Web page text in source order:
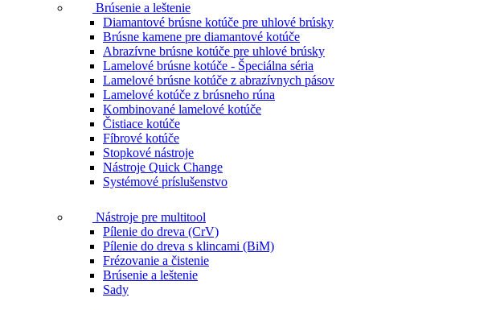
Brúsenie a leštenie
Diamantové brúsne kotúče pre uhlové brúsky
Brúsne kamene pre diamantové kotúče
Abrazívne brúsne kotúče pre uhlové brúsky
Lamelové brúsne kotúče - Špeciálna séria
Lamelové brúsne kotúče z abrazívnych pásov
Lamelové kotúče z brúsneho rúna
Kombinované lamelové kotúče
Čistiace kotúče
Fíbrové kotúče
Stopkové nástroje
Nástroje Quick Change
Systémové príslušenstvo
Nástroje pre multitool
Pílenie do dreva (CrV)
Pílenie do dreva s klincami (BiM)
Frézovanie a čistenie
Brúsenie a leštenie
Sady